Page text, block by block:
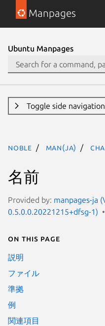
Manpages
Ubuntu Manpages
Toggle side navigation
noble man(ja)
名前
Provided by: manpages-ja
0.5.0.0.20221215+dfsg-1)
On this page
説明
ファイル
準拠
例
関連項目